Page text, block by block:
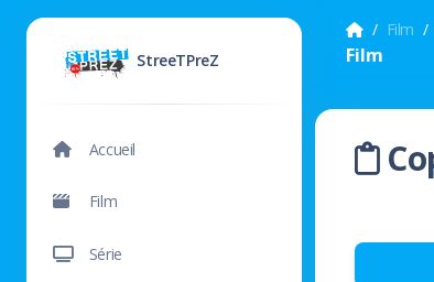
StreeTPreZ
Accueil
Film
Série
Film
Film